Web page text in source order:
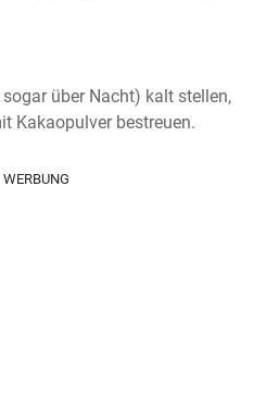
über Nacht) kalt stellen,
Kakaopulver bestreuen.
WERBUNG